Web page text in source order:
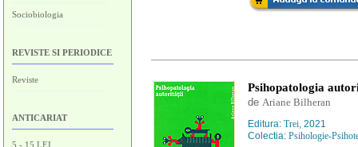
Sociobiologia
REVISTE SI PERIODICE
Reviste
ANTICARIAT
5 - 15 LEI
Psihopatologia
de Ariane Bilheran
Editura: Trei, 2021
Colectia: Psihologie-